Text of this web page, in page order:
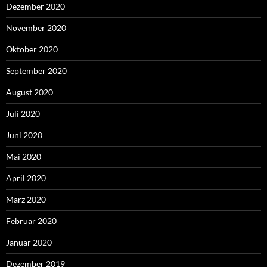
Dezember 2020
November 2020
Oktober 2020
September 2020
August 2020
Juli 2020
Juni 2020
Mai 2020
April 2020
März 2020
Februar 2020
Januar 2020
Dezember 2019